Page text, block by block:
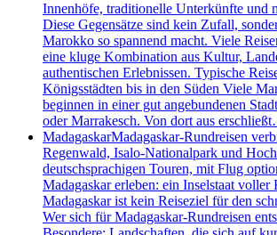
Innenhöfe, traditionelle Unterkünfte und
Diese Gegensätze sind kein Zufall,
Marokko so spannend macht. Viele
eine kluge Kombination aus Kultur,
authentischen Erlebnissen. Typische
Königsstädten bis in den Süden Viele
beginnen in einer gut angebundenen
oder Marrakesch. Von dort aus
MadagaskarMadagaskar-Rundreisen
Regenwald, Isalo-Nationalpark und
deutschsprachigen Touren, mit Flug
Madagaskar erleben: ein Inselstaat voller
Madagaskar ist kein Reiseziel für den
Wer sich für Madagaskar-Rundreisen